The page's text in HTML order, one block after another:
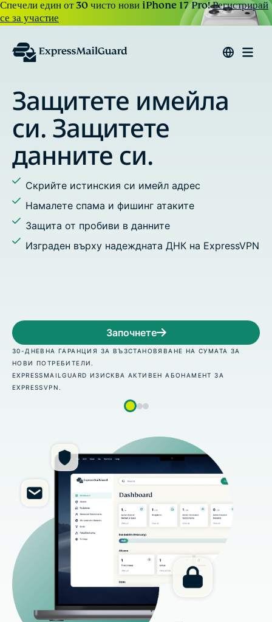
Спечели един от 30 чисто нови iPhone 17 Pro!Регистрирай
се за участие
на ExpressVPN
НА СУМАТА ЗА
ЗА
Отговаряйте на
изпращайте
Задайте псевдоними на
активност
Спрете проследяването и
имейли
Добавете множество
си
30-ДНЕВНА ГАРАНЦИЯ ЗА
EXPRESSMAILGUARD ИЗИСКВА АКТИВЕН